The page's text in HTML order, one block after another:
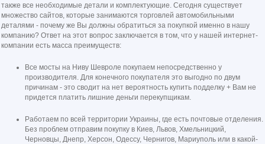
также все необходимые детали и комплектующие. Сегодня существует
множество сайтов, которые занимаются торговлей автомобильными
деталями - почему же Вы должны обратиться за покупкой именно в нашу
компанию? Ответ на этот вопрос заключается в том, что у нашей интернет-
компании есть масса преимуществ:
Все мосты на Ниву Шевроле покупаем непосредственно у
производителя. Для конечного покупателя это выгодно по двум
причинам - это сводит на нет вероятность купить подделку + Вам не
придется платить лишние деньги перекупщикам.
Работаем по всей территории Украины, где есть почтовые отделения.
Без проблем отправим покупку в Киев, Львов, Хмельницкий,
Черновцы, Днепр, Херсон, Одессу, Чернигов, Мариуполь или в какой-